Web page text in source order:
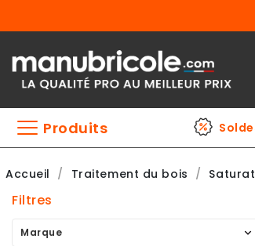
Produits
Accueil Traitement du bois
Filtres
Marque